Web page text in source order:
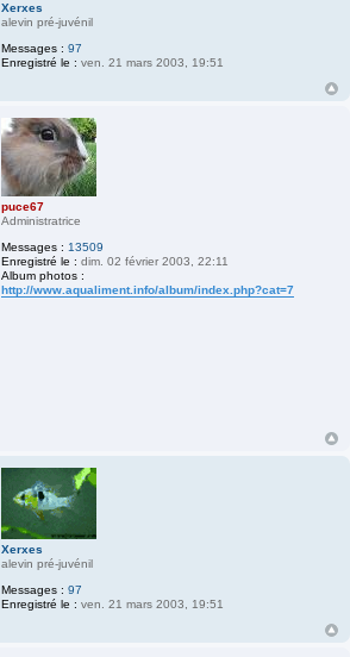
Xerxes
alevin pré-juvénil
Messages : 97
Enregistré le : ven. 21 mars 2003, 19:51
puce67
Administratrice
Messages : 13509
Enregistré le : dim. 02 février 2003, 22:11
Album photos :
http://www.aqualiment.info/album/index.php?cat=7
Xerxes
alevin pré-juvénil
Messages : 97
Enregistré le : ven. 21 mars 2003, 19:51